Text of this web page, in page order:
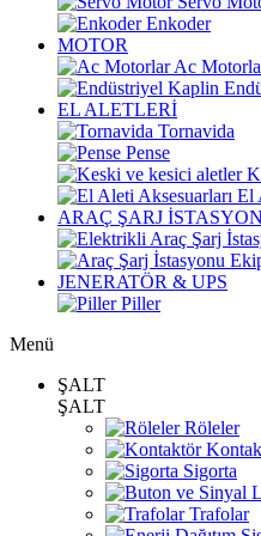
Enkoder
MOTOR
Ac
EL ALETLERİ
Tornavida
Pense
El
ARAÇ ŞARJ
JENERATÖR & UPS
Piller
Menü
ŞALT
ŞALT
Röleler
Sigorta
Trafolar